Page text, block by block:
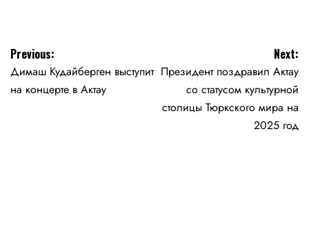
Навигация
по
Previous:
Димаш Кудайберген выступит
на концерте в Актау
Next:
Президент поздравил Актау
со статусом культурной
столицы Тюркского мира на
2025 год